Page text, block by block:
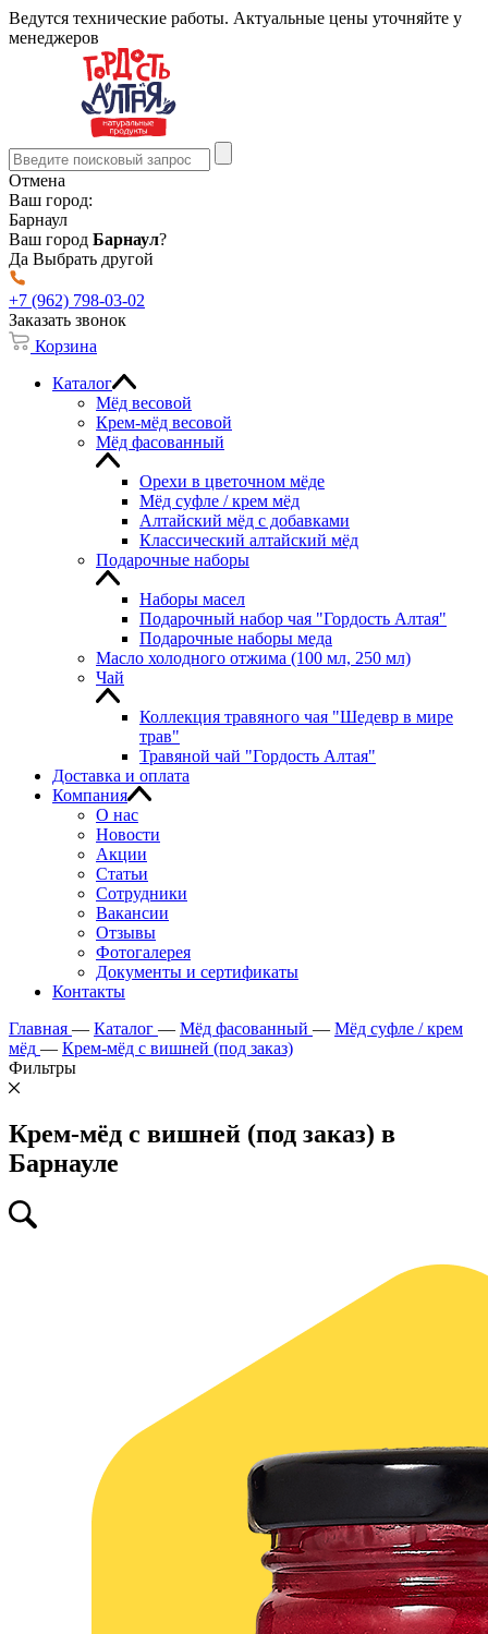
Ведутся технические работы. Актуальные цены уточняйте у
менеджеров
Отмена
Ваш город:
Барнаул
Ваш город Барнаул?
Да Выбрать другой
+7 (962) 798-03-02
Заказать звонок
Корзина
Каталог
Мёд весовой
Крем-мёд весовой
Мёд фасованный
Орехи в цветочном мёде
Мёд суфле / крем мёд
Алтайский мёд с добавками
Классический алтайский мёд
Подарочные наборы
Наборы масел
Подарочный набор чая "Гордость Алтая"
Подарочные наборы меда
Масло холодного отжима (100 мл, 250 мл)
Чай
Коллекция травяного чая "Шедевр в мире
трав"
Травяной чай "Гордость Алтая"
Доставка и оплата
Компания
О нас
Новости
Акции
Статьи
Сотрудники
Вакансии
Отзывы
Фотогалерея
Документы и сертификаты
Контакты
Главная — Каталог — Мёд фасованный — Мёд суфле / крем
мёд — Крем-мёд с вишней (под заказ)
Фильтры
Крем-мёд с вишней (под заказ) в
Барнауле